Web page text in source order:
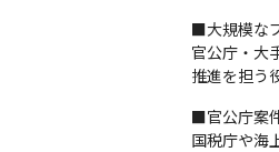
■大規模な
官公庁・大
推進を担う
■官公庁案
国税庁や海